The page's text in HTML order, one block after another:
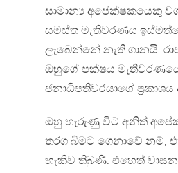
සාමාන්‍ය අපේක්ෂකයෙකු
සමස්ත මැතිවරණය
ලැබෙන්නේ නැති ගානයි.
ඔහුගේ පක්ෂය
ජනාධිපතිවරයාගේ
ඔහු හැරුණු විට අනිත්
තරග බිමට ගෙනාවේ නම්,
හැකිව තිබුණි. එහෙත්